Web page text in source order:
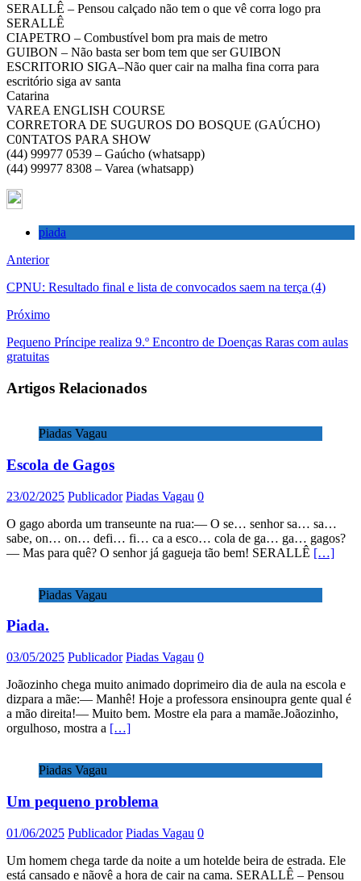
SERALLÊ – Pensou calçado não tem o que vê corra logo pra
SERALLÊ
CIAPETRO – Combustível bom pra mais de metro
GUIBON – Não basta ser bom tem que ser GUIBON
ESCRITORIO SIGA–Não quer cair na malha fina corra para
escritório siga av santa
Catarina
VAREA ENGLISH COURSE
CORRETORA DE SUGUROS DO BOSQUE (GAÚCHO)
C0NTATOS PARA SHOW
(44) 99977 0539 – Gaúcho (whatsapp)
(44) 99977 8308 – Varea (whatsapp)
piada
Anterior
CPNU: Resultado final e lista de convocados saem na terça (4)
Próximo
Pequeno Príncipe realiza 9.º Encontro de Doenças Raras com aulas
gratuitas
Artigos Relacionados
Piadas Vagau
Escola de Gagos
23/02/2025 Publicador Piadas Vagau 0
O gago aborda um transeunte na rua:— O se… senhor sa… sa…
sabe, on… on… defi… fi… ca a esco… cola de ga… ga… gagos?
— Mas para quê? O senhor já gagueja tão bem! SERALLÊ […]
Piadas Vagau
Piada.
03/05/2025 Publicador Piadas Vagau 0
Joãozinho chega muito animado doprimeiro dia de aula na escola e
dizpara a mãe:— Manhê! Hoje a professora ensinoupra gente qual é
a mão direita!— Muito bem. Mostre ela para a mamãe.Joãozinho,
orgulhoso, mostra a […]
Piadas Vagau
Um pequeno problema
01/06/2025 Publicador Piadas Vagau 0
Um homem chega tarde da noite a um hotelde beira de estrada. Ele
está cansado e nãovê a hora de cair na cama. SERALLÊ – Pensou